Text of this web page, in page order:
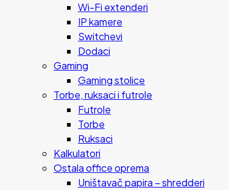
Wi-Fi extenderi
IP kamere
Switchevi
Dodaci
Gaming
Gaming stolice
Torbe, ruksaci i futrole
Futrole
Torbe
Ruksaci
Kalkulatori
Ostala office oprema
Uništavač papira – shredderi